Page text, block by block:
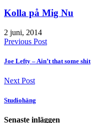
Kolla på Mig Nu
2 juni, 2014
Previous Post
Joe Lefty – Ain’t that some shit
Next Post
Studiohäng
Senaste inläggen